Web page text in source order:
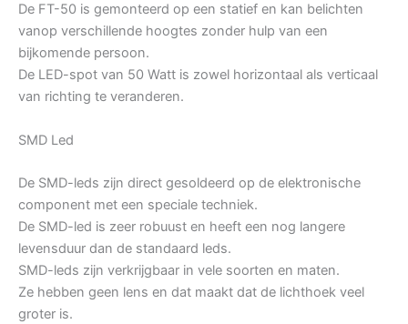
De FT-50 is gemonteerd op een statief en kan belichten
vanop verschillende hoogtes zonder hulp van een
bijkomende persoon.
De LED-spot van 50 Watt is zowel horizontaal als verticaal
van richting te veranderen.
SMD Led
De SMD-leds zijn direct gesoldeerd op de elektronische
component met een speciale techniek.
De SMD-led is zeer robuust en heeft een nog langere
levensduur dan de standaard leds.
SMD-leds zijn verkrijgbaar in vele soorten en maten.
Ze hebben geen lens en dat maakt dat de lichthoek veel
groter is.